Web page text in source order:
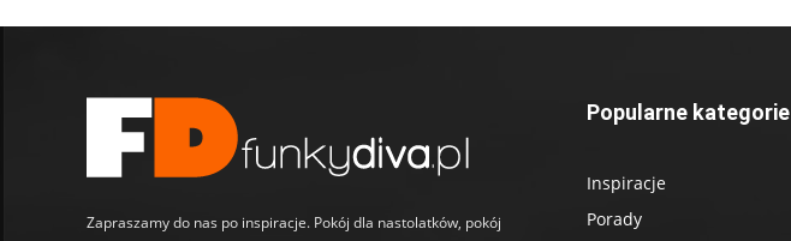
Zapraszamy do nas po inspiracje. Pokój dla nastolatków, pokój
Popularne kategorie
Inspiracje
Porady